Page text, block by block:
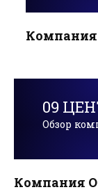
Компания
09
Обзор
Компания